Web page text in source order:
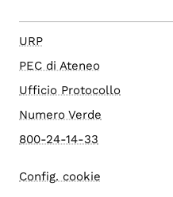
URP
PEC di Ateneo
Ufficio Protocollo
Numero Verde
800-24-14-33
Config. cookie